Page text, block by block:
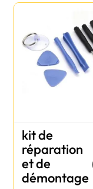
kit de
réparation
et de
démontage